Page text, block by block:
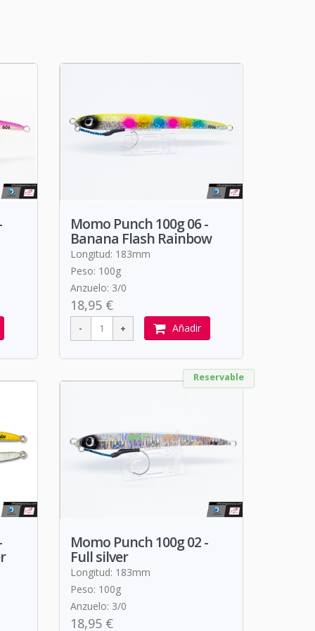
Momo Punch 100g 06 -
Banana Flash Rainbow
Longitud: 183mm
Peso: 100g
Anzuelo: 3/0
18,95 €
Añadir
Reservable
Momo Punch 100g 02 -
Full silver
Longitud: 183mm
Peso: 100g
Anzuelo: 3/0
18,95 €